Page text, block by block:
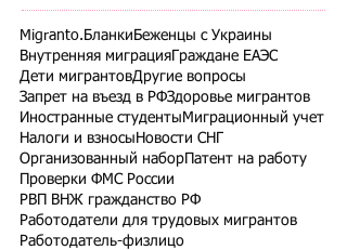
Migranto.Бланки Беженцы с Украины
Внутренняя миграцияГраждане ЕАЭС
Дети мигрантовДругие вопросы
Запрет на въезд в РФЗдоровье мигрантов
Иностранные студенты Миграционный учет
Налоги и взносы Новости СНГ
Организованный наборПатент на работу
Проверки ФМС России
РВП ВНЖ гражданство РФ
Работодатели для трудовых мигрантов
Работодатель-физлицо